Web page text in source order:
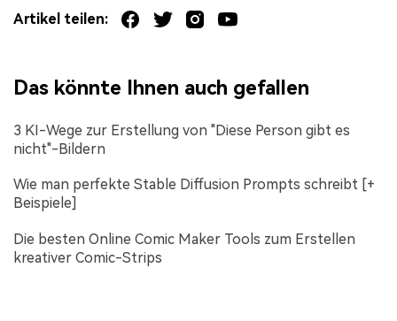
Artikel teilen:
Das könnte Ihnen auch gefallen
3 KI-Wege zur Erstellung von "Diese Person gibt es
nicht"-Bildern
Wie man perfekte Stable Diffusion Prompts schreibt [+
Beispiele]
Die besten Online Comic Maker Tools zum Erstellen
kreativer Comic-Strips